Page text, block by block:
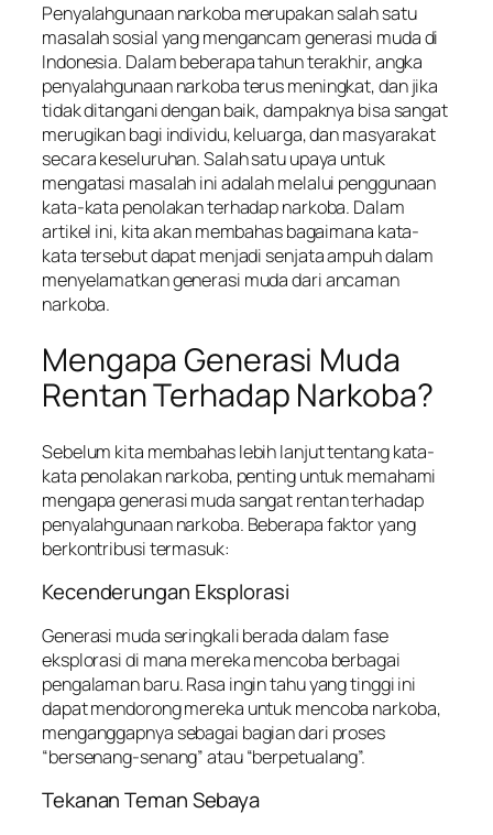
Penyalahgunaan narkoba merupakan salah satu
masalah sosial yang mengancam generasi muda di
Indonesia. Dalam beberapa tahun terakhir, angka
penyalahgunaan narkoba terus meningkat, dan jika
tidak ditangani dengan baik, dampaknya bisa sangat
merugikan bagi individu, keluarga, dan masyarakat
secara keseluruhan. Salah satu upaya untuk
mengatasi masalah ini adalah melalui penggunaan
kata-kata penolakan terhadap narkoba. Dalam
artikel ini, kita akan membahas bagaimana kata-
kata tersebut dapat menjadi senjata ampuh dalam
menyelamatkan generasi muda dari ancaman
narkoba.
Mengapa Generasi Muda
Rentan Terhadap Narkoba?
Sebelum kita membahas lebih lanjut tentang kata-
kata penolakan narkoba, penting untuk memahami
mengapa generasi muda sangat rentan terhadap
penyalahgunaan narkoba. Beberapa faktor yang
berkontribusi termasuk:
Kecenderungan Eksplorasi
Generasi muda seringkali berada dalam fase
eksplorasi di mana mereka mencoba berbagai
pengalaman baru. Rasa ingin tahu yang tinggi ini
dapat mendorong mereka untuk mencoba narkoba,
menganggapnya sebagai bagian dari proses
“bersenang-senang” atau “berpetualang”.
Tekanan Teman Sebaya